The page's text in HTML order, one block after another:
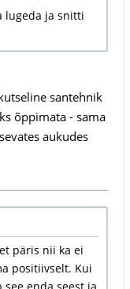
lugeda ja snitti
santehnik
õppimata - sama
aukudes
päris nii ka ei
positiivselt. Kui
enda seest ja